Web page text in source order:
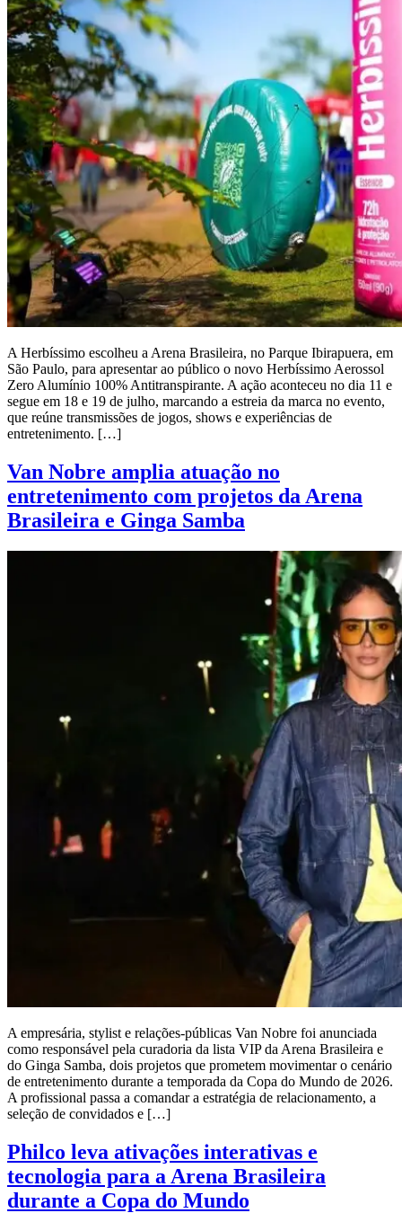
A Herbíssimo escolheu a Arena Brasileira, no Parque Ibirapuera, em
São Paulo, para apresentar ao público o novo Herbíssimo Aerossol
Zero Alumínio 100% Antitranspirante. A ação aconteceu no dia 11 e
segue em 18 e 19 de julho, marcando a estreia da marca no evento,
que reúne transmissões de jogos, shows e experiências de
entretenimento. […]
Van Nobre amplia atuação no
entretenimento com projetos da Arena
Brasileira e Ginga Samba
A empresária, stylist e relações-públicas Van Nobre foi anunciada
como responsável pela curadoria da lista VIP da Arena Brasileira e
do Ginga Samba, dois projetos que prometem movimentar o cenário
de entretenimento durante a temporada da Copa do Mundo de 2026.
A profissional passa a comandar a estratégia de relacionamento, a
seleção de convidados e […]
Philco leva ativações interativas e
tecnologia para a Arena Brasileira
durante a Copa do Mundo